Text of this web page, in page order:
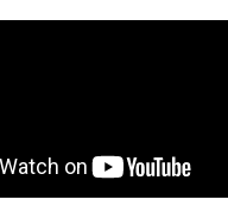
el legendario Dave
el Campeonato de